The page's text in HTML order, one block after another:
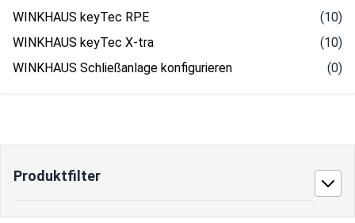
Produktfilter
WINKHAUS keyTec RPE
(10)
WINKHAUS keyTec X-tra
(10)
WINKHAUS Schließanlage konfigurieren
(0)